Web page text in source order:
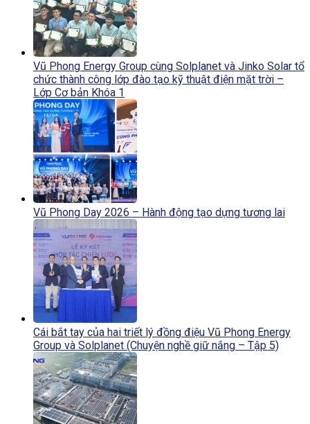
Vũ Phong Energy Group cùng Solplanet và Jinko Solar tổ
chức thành công lớp đào tạo kỹ thuật điện mặt trời –
Lớp Cơ bản Khóa 1
Vũ Phong Day 2026 – Hành động tạo dựng tương lai
Cái bắt tay của hai triết lý đồng điệu Vũ Phong Energy
Group và Solplanet (Chuyện nghề giữ nắng – Tập 5)